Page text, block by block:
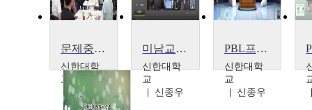
문제중심학습(Problem-based learning, PBL)-한국폴리텍대학 교수법 특강
신한대학
교
신종우
미남교수의 문제중심학습(PBL) 수업 진행, 모니터링해 주세요
신한대학
교
신종우
PBL프로젝트기반학습과 플립드러닝(Flipped Learning) 수업사례
신한대학
교
신종우